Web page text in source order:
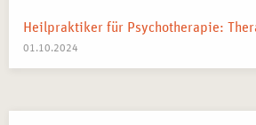
Heilpraktiker für Psychotherapie:
01.10.2024